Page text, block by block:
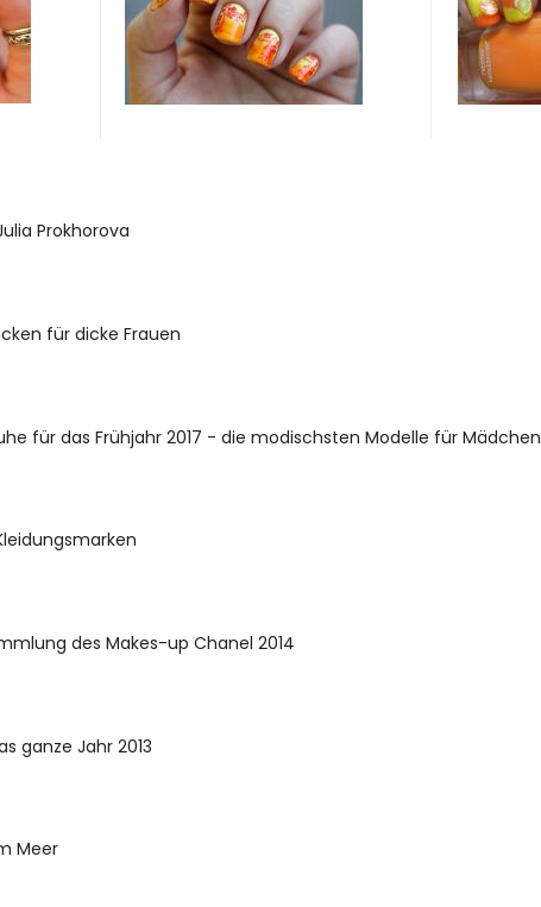
Prokhorova
für dicke Frauen
für das Frühjahr 2017 - die modischsten Modelle für Mädchen
des Makes-up Chanel 2014
ganze Jahr 2013
Meer